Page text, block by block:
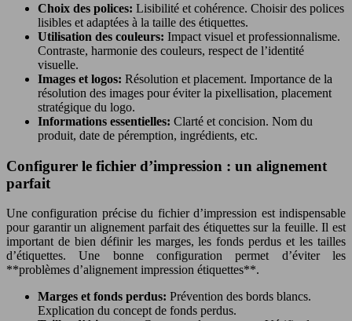
Choix des polices: Lisibilité et cohérence. Choisir des polices
lisibles et adaptées à la taille des étiquettes.
Utilisation des couleurs: Impact visuel et professionnalisme.
Contraste, harmonie des couleurs, respect de l’identité
visuelle.
Images et logos: Résolution et placement. Importance de la
résolution des images pour éviter la pixellisation, placement
stratégique du logo.
Informations essentielles: Clarté et concision. Nom du
produit, date de péremption, ingrédients, etc.
Configurer le fichier d’impression : un alignement
parfait
Une configuration précise du fichier d’impression est indispensable
pour garantir un alignement parfait des étiquettes sur la feuille. Il est
important de bien définir les marges, les fonds perdus et les tailles
d’étiquettes. Une bonne configuration permet d’éviter les
**problèmes d’alignement impression étiquettes**.
Marges et fonds perdus: Prévention des bords blancs.
Explication du concept de fonds perdus.